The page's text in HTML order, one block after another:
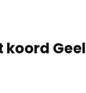
koord Geel